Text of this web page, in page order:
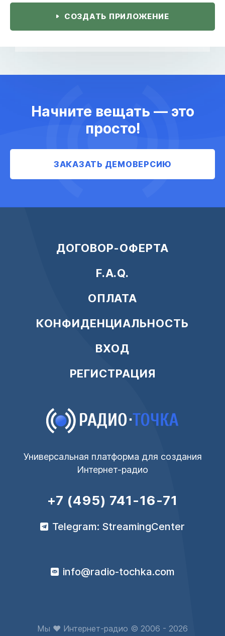
СОЗДАТЬ ПРИЛОЖЕНИЕ
Начните вещать — это
просто!
ЗАКАЗАТЬ ДЕМОВЕРСИЮ
ДОГОВОР-ОФЕРТА
F.A.Q.
ОПЛАТА
КОНФИДЕНЦИАЛЬНОСТЬ
ВХОД
РЕГИСТРАЦИЯ
Универсальная платформа для создания
Интернет-радио
+7 (495) 741-16-71
Telegram: StreamingCenter
info@radio-tochka.com
Мы ♥ Интернет-радио © 2006 - 2026